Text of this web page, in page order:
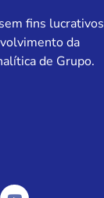
fins lucrativos
da
de Grupo.